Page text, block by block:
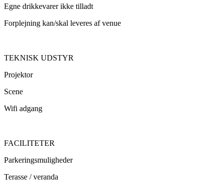
Egne drikkevarer ikke tilladt
Forplejning kan/skal leveres af venue
TEKNISK UDSTYR
Projektor
Scene
Wifi adgang
FACILITETER
Parkeringsmuligheder
Terasse / veranda